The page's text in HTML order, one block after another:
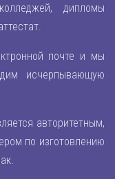
дипломы
почте и мы
исчерпывающую
авторитетным,
по изготовлению